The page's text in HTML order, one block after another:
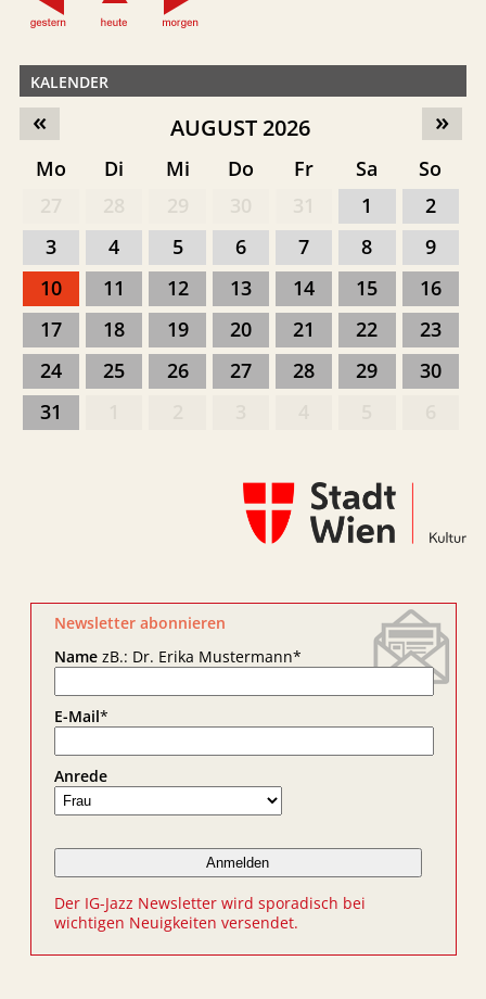
KALENDER
»
« AUGUST 2026
Mo Di Mi Do Fr Sa
So
1
2
3
4 5 6 7 8
9
10
11 12 13 14 15
16
17
18 19 20 21 22
23
24
25 26 27 28 29
30
31
Newsletter abonnieren
NamezB.: Dr. Erika Mustermann*
E-Mail*
Anrede
Der IG-Jazz Newsletter wird sporadisch bei
wichtigen Neuigkeiten versendet.